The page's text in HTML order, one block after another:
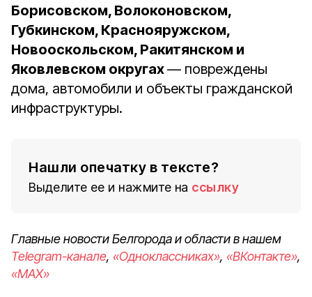
Борисовском, Волоконовском,
Губкинском, Краснояружском,
Новооскольском, Ракитянском и
Яковлевском округах— повреждены
дома, автомобили и объекты гражданской
инфраструктуры.
Нашли опечатку в тексте?
Выделите ее и нажмите на ссылку
Главные новости Белгорода и области в нашем
Telegram-канале, «Одноклассниках», «ВКонтакте»,
«MAX»